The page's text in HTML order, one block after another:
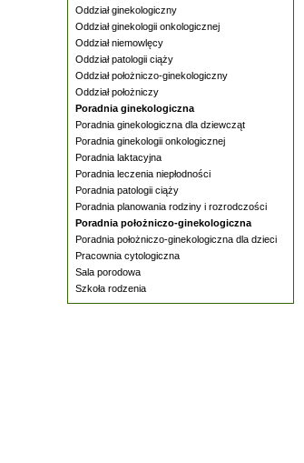
Oddział ginekologiczny
Oddział ginekologii onkologicznej
Oddział niemowlęcy
Oddział patologii ciąży
Oddział położniczo-ginekologiczny
Oddział położniczy
Poradnia ginekologiczna
Poradnia ginekologiczna dla dziewcząt
Poradnia ginekologii onkologicznej
Poradnia laktacyjna
Poradnia leczenia niepłodności
Poradnia patologii ciąży
Poradnia planowania rodziny i rozrodczości
Poradnia położniczo-ginekologiczna
Poradnia położniczo-ginekologiczna dla dzieci
Pracownia cytologiczna
Sala porodowa
Szkoła rodzenia